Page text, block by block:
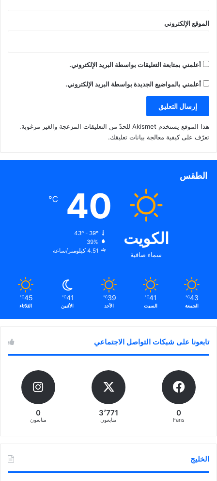
الموقع الإلكتروني
أعلمني بمتابعة التعليقات بواسطة البريد الإلكتروني.
أعلمني بالمواضيع الجديدة بواسطة البريد الإلكتروني.
هذا الموقع يستخدم Akismet للحدّ من التعليقات المزعجة والغير مرغوبة.
تعرّف على كيفية معالجة بيانات تعليقك.
الطقس
الكويت
سماء صافية
40
℃
43º - 39º
39%
4.51 كيلومتر/ساعة
43
℃
الجمعة
41
℃
السبت
39
℃
الأحد
41
℃
الأثنين
45
℃
الثلاثاء
تابعونا على شبكات التواصل الاجتماعي
0
Fans
3٬771
متابعون
0
متابعون
الخليج